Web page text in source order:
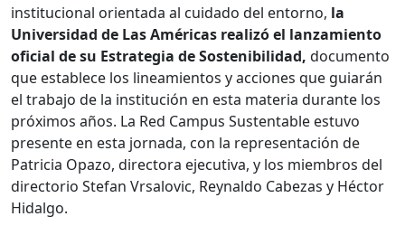
institucional orientada al cuidado del entorno, la
Universidad de Las Américas realizó el lanzamiento
oficial de su Estrategia de Sostenibilidad, documento
que establece los lineamientos y acciones que guiarán
el trabajo de la institución en esta materia durante los
próximos años. La Red Campus Sustentable estuvo
presente en esta jornada, con la representación de
Patricia Opazo, directora ejecutiva, y los miembros del
directorio Stefan Vrsalovic, Reynaldo Cabezas y Héctor
Hidalgo.